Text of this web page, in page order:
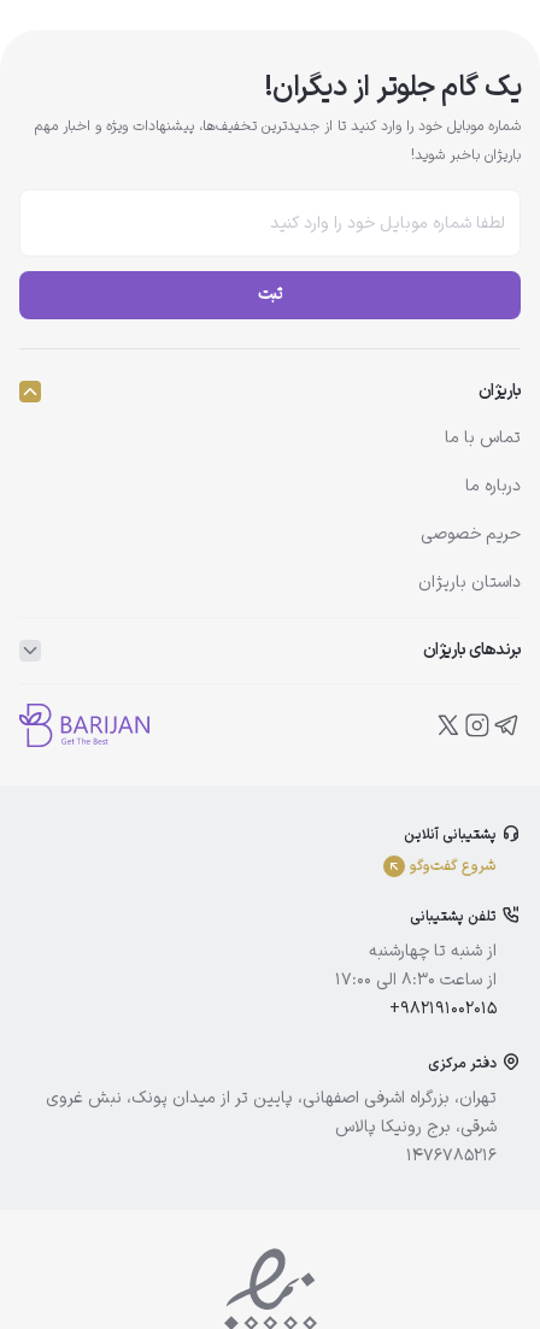
یک گام جلوتر از دیگران!
شماره موبایل خود را وارد کنید تا از جدیدترین تخفیف‌ها، پیشنهادات ویژه و اخبار مهم
باریژان باخبر شوید!
ثبت
باریژان
تماس با ما
درباره ما
حریم خصوصی
داستان باریژان
برندهای باریژان
ویتالیر
الوینا
آیسول
پشتیبانی آنلاین
شروع گفت‌و‌گو
تلفن پشتیبانی
از شنبه تا چهارشنبه
از ساعت 8:30 الی 17:00
+982191002015
دفتر مرکزی
تهران، بزرگراه اشرفی اصفهانی، پایین تر از میدان پونک، نبش غروی
شرقی، برج رونیکا پالاس
1476785216